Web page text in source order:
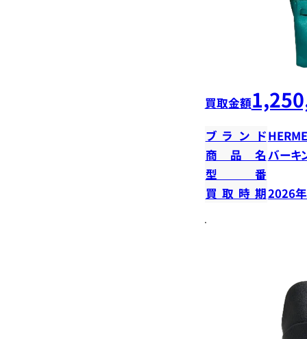
買取金額
ブランド
商品名 バーキ
型番
買取時期2026